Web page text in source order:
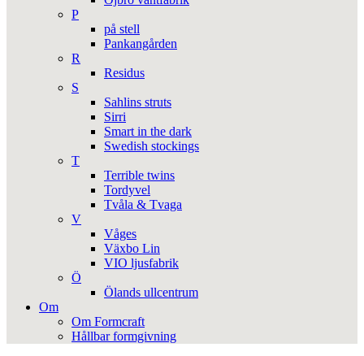
P
på stell
Pankangården
R
Residus
S
Sahlins struts
Sirri
Smart in the dark
Swedish stockings
T
Terrible twins
Tordyvel
Tvåla & Tvaga
V
Våges
Växbo Lin
VIO ljusfabrik
Ö
Ölands ullcentrum
Om
Om Formcraft
Hållbar formgivning